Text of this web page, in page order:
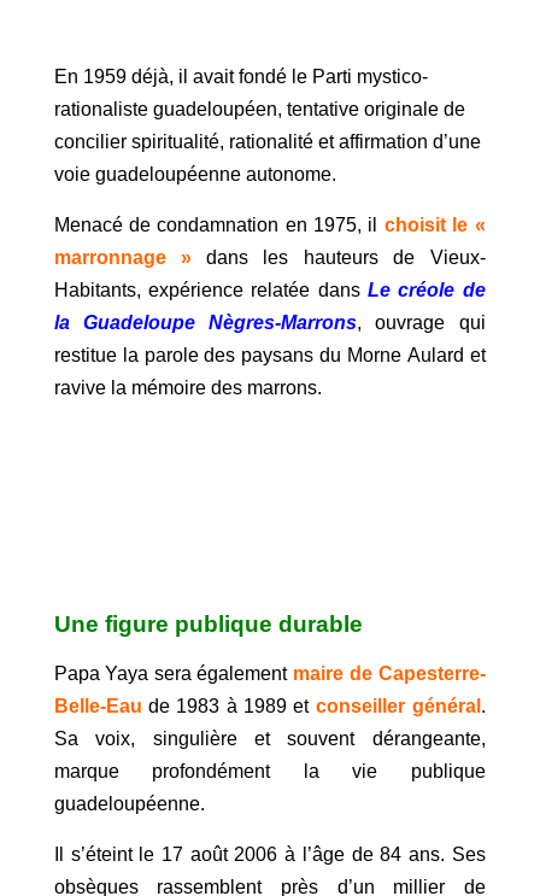
En 1959 déjà, il avait fondé le Parti mystico-
rationaliste guadeloupéen, tentative originale de
concilier spiritualité, rationalité et affirmation d’une
voie guadeloupéenne autonome.
Menacé de condamnation en 1975, il choisit le «
marronnage » dans les hauteurs de Vieux-
Habitants, expérience relatée dans Le créole de
la Guadeloupe Nègres-Marrons, ouvrage qui
restitue la parole des paysans du Morne Aulard et
ravive la mémoire des marrons.
Une figure publique durable
Papa Yaya sera également maire de Capesterre-
Belle-Eau de 1983 à 1989 et conseiller général .
Sa voix, singulière et souvent dérangeante,
marque profondément la vie publique
guadeloupéenne.
Il s’éteint le 17 août 2006 à l’âge de 84 ans. Ses
obsèques rassemblent près d’un millier de